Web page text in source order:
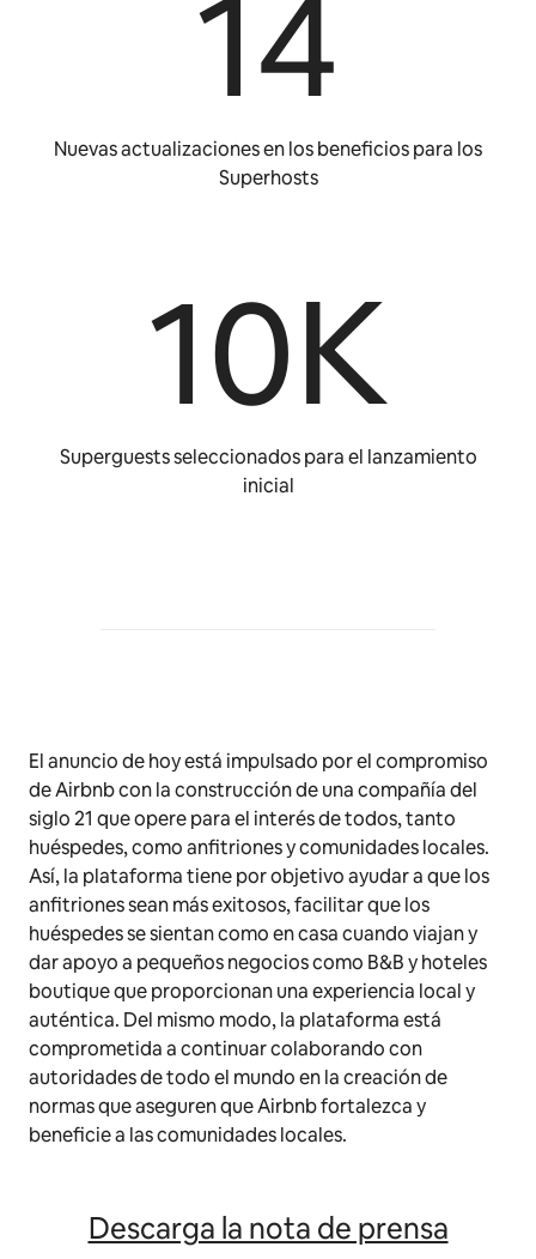
14
Nuevas actualizaciones en los beneficios para los
Superhosts
10K
Superguests seleccionados para el lanzamiento
inicial
El anuncio de hoy está impulsado por el compromiso
de Airbnb con la construcción de una compañía del
siglo 21 que opere para el interés de todos, tanto
huéspedes, como anfitriones y comunidades locales.
Así, la plataforma tiene por objetivo ayudar a que los
anfitriones sean más exitosos, facilitar que los
huéspedes se sientan como en casa cuando viajan y
dar apoyo a pequeños negocios como B&B y hoteles
boutiqueque proporcionan una experiencia local y
auténtica. Del mismo modo, la plataforma está
comprometida a continuar colaborando con
autoridades de todo el mundo en la creación de
normas que aseguren que Airbnb fortalezca y
beneficie a las comunidades locales.
Descarga la nota de prensa